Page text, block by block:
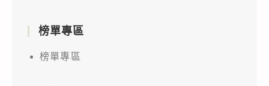
榜單專區
榜單專區